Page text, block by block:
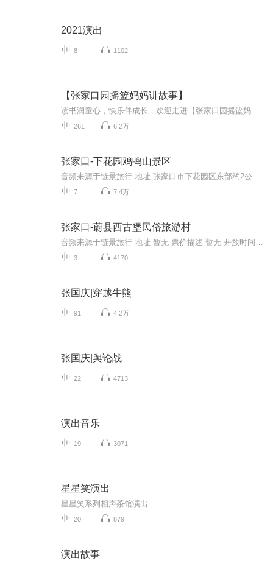
2021演出
8 1102
【张家口园摇篮妈妈讲故事】
261 6.2万
张家口-下花园鸡鸣山景区
7 7.4万
张家口-蔚县西古堡民俗旅游村
3 4170
张国庆|穿越牛熊
91 4.2万
张国庆|舆论战
22 4713
演出音乐
19 3071
星星笑演出
星星笑系列相声茶馆演出
20 879
演出故事